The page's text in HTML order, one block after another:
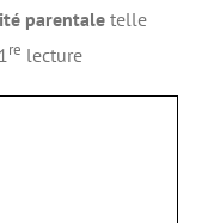
parentale telle
re lecture